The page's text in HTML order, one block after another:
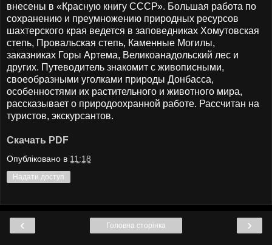
внесены в «Красную книгу СССР». Большая работа по
сохранению и преумножению природных ресурсов
шахтерского края ведется в заповедниках Хомутовская
степь, Провальская степь, Каменные Могилы,
заказниках Горы Артема, Великоанадольский лес и
других. Путеводитель знакомит с живописными,
своеобразными уголками природы Донбасса,
особенностями их растительного и животного мира,
рассказывает о природоохранной работе. Рассчитан на
туристов, экскурсантов.
Скачать PDF
Опубліковано в 11:18
Надати доступ
‹ ›
Головна сторінка